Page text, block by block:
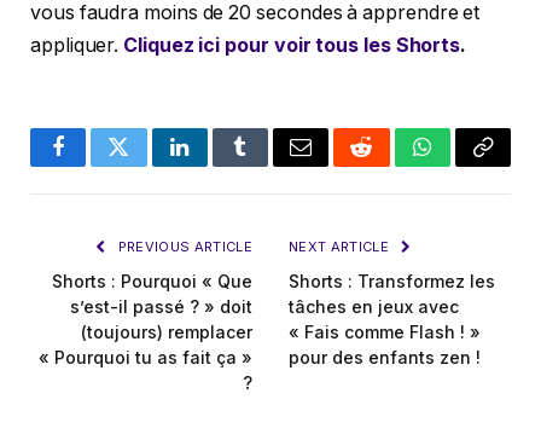
vous faudra moins de 20 secondes à apprendre et
appliquer. Cliquez ici pour voir tous les Shorts.
FacebookTwitterLinkedInTumblrEmail RedditWhatsApp
Copy
PREVIOUS ARTICLE
Shorts : Pourquoi « Que
s’est-il passé ? » doit
(toujours) remplacer
« Pourquoi tu as fait ça »
?
NEXT ARTICLE
Shorts : Transformez les
tâches en jeux avec
« Fais comme Flash ! »
pour des enfants zen !